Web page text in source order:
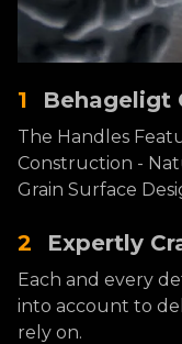
1 Behageligt
The Handles
Construction -
Grain Surface
2 Expertly
Each and every
into account to
rely on.